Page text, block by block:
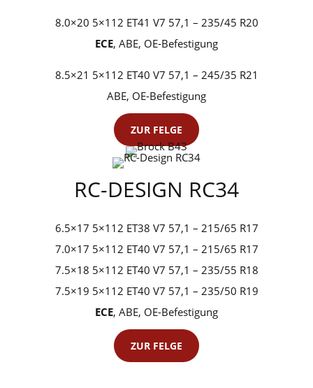
8.0×20 5×112 ET41 V7 57,1 – 235/45 R20
ECE, ABE, OE-Befestigung
8.5×21 5×112 ET40 V7 57,1 – 245/35 R21
ABE, OE-Befestigung
ZUR FELGE
RC-DESIGN RC34
6.5×17 5×112 ET38 V7 57,1 – 215/65 R17
7.0×17 5×112 ET40 V7 57,1 – 215/65 R17
7.5×18 5×112 ET40 V7 57,1 – 235/55 R18
7.5×19 5×112 ET40 V7 57,1 – 235/50 R19
ECE, ABE, OE-Befestigung
ZUR FELGE